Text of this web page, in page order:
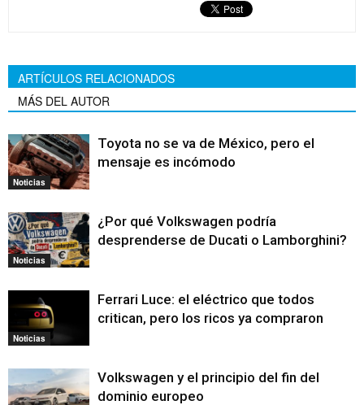
ARTÍCULOS RELACIONADOS
MÁS DEL AUTOR
Noticias
Toyota no se va de México, pero el
mensaje es incómodo
Noticias
¿Por qué Volkswagen podría
desprenderse de Ducati o Lamborghini?
Noticias
Ferrari Luce: el eléctrico que todos
critican, pero los ricos ya compraron
Volkswagen y el principio del fin del
dominio europeo